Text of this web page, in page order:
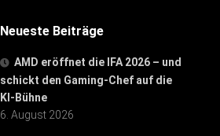
Neueste Beiträge
AMD eröffnet die IFA 2026 – und
schickt den Gaming-Chef auf die
KI-Bühne
6. August 2026